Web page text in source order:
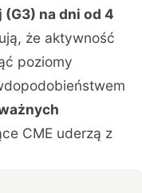
na dni od 4
że aktywność
poziomy
CME uderzą z